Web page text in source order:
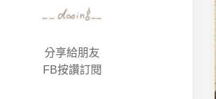
分享給朋友
FB按讚訂閱